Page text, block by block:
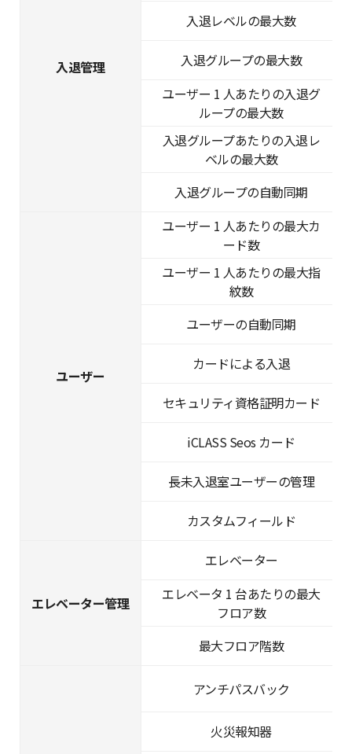
入退管理
入退レベルの最大数
入退グループの最大数
ユーザー 1 人あたりの入退グ
ループの最大数
入退グループあたりの入退レ
ベルの最大数
入退グループの自動同期
ユーザー
ユーザー 1 人あたりの最大カ
ード数
ユーザー 1 人あたりの最大指
紋数
ユーザーの自動同期
カードによる入退
セキュリティ資格証明カード
iCLASS Seos カード
長未入退室ユーザーの管理
カスタムフィールド
エレベーター管理
エレベーター
エレベータ 1 台あたりの最大
フロア数
最大フロア階数
アンチパスバック
火災報知器